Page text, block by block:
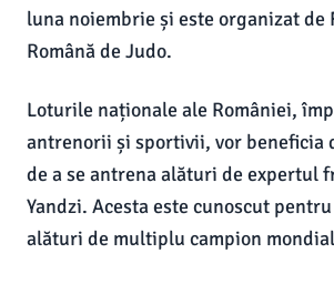
luna noiembrie și este organizat de
Română de Judo.
Loturile naționale ale României,
antrenorii și sportivii, vor beneficia
de a se antrena alături de expertul
Yandzi. Acesta este cunoscut
alături de multiplu campion